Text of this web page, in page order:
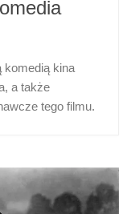
komedią kina
a także
tego filmu.